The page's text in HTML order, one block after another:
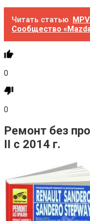
Читать статью
Сообщество «Mazda
0
0
Ремонт без
II с 2014 г.